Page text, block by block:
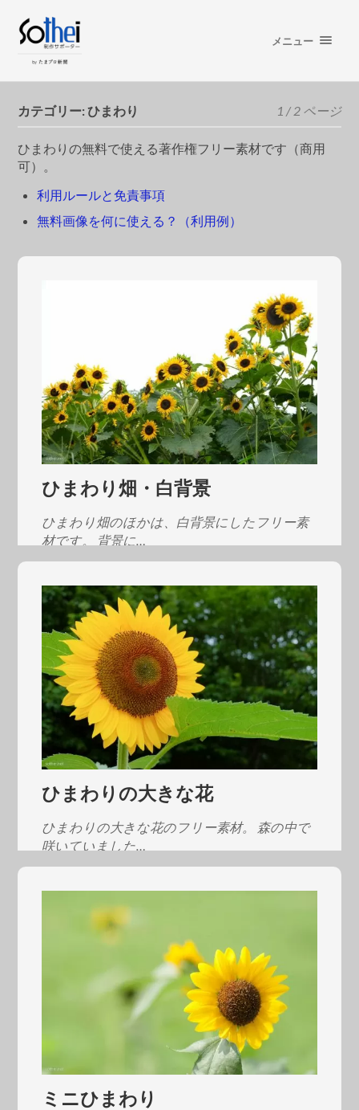
メニュー
カテゴリー:ひまわり 1 / 2 ページ
ひまわりの無料で使える著作権フリー素材です（商用
可）。
利用ルールと免責事項
無料画像を何に使える？（利用例）
ひまわり畑・白背景
ひまわり畑のほかは、白背景にしたフリー素
材です。 背景に…
ひまわりの大きな花
ひまわりの大きな花のフリー素材。 森の中で
咲いていました…
ミニひまわり